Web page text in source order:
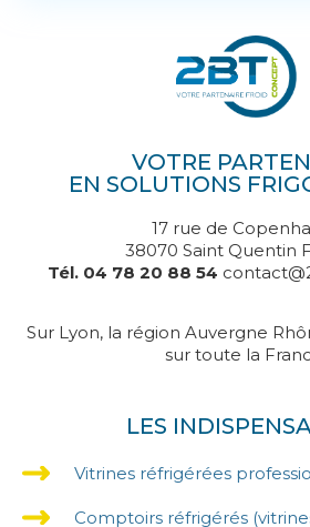
VOTRE
EN SOLUTIONS
17 rue de
38070 Saint Quentin
Tél. 04 78 20 88 54
Sur Lyon, la région Auvergne
sur toute la
LES
Vitrines réfrigérées
Comptoirs réfrigérés